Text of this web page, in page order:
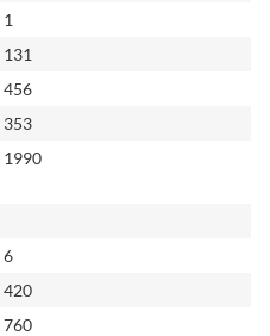
1
131
456
353
1990
6
420
760